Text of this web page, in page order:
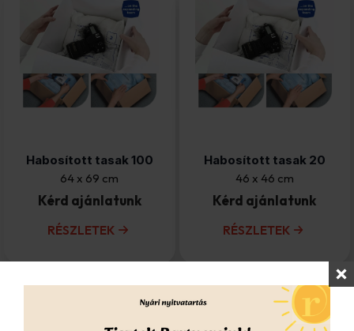
Habosított tasak 100
64 x 69 cm
Kérd ajánlatunk
RÉSZLETEK
Habosított tasak 20
46 x 46 cm
Kérd ajánlatunk
RÉSZLETEK